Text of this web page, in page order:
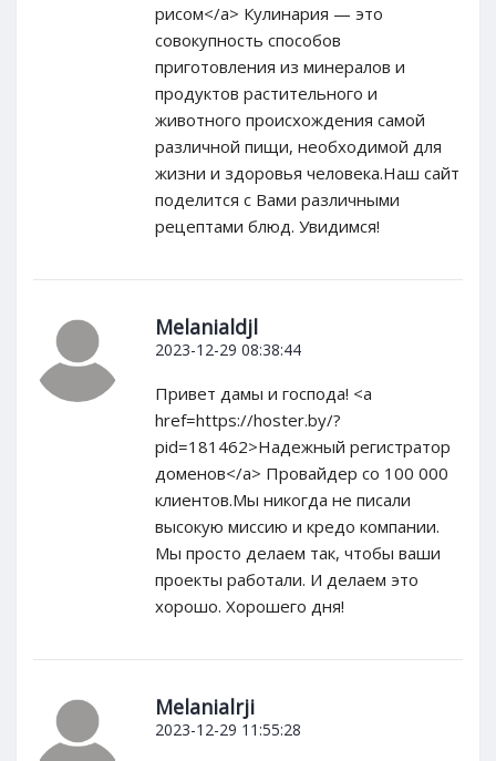
рисом</a> Кулинария — это
совокупность способов
приготовления из минералов и
продуктов растительного и
животного происхождения самой
различной пищи, необходимой для
жизни и здоровья человека.Наш сайт
поделится с Вами различными
рецептами блюд. Увидимся!
Melanialdjl
2023-12-29 08:38:44
Привет дамы и господа! <a
href=https://hoster.by/?
pid=181462>Надежный регистратор
доменов</a> Провайдер со 100 000
клиентов.Мы никогда не писали
высокую миссию и кредо компании.
Мы просто делаем так, чтобы ваши
проекты работали. И делаем это
хорошо. Хорошего дня!
Melanialrji
2023-12-29 11:55:28